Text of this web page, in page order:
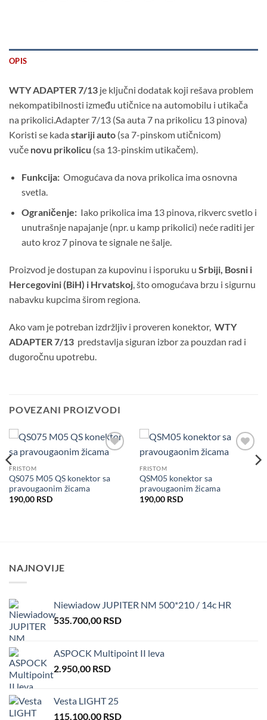
OPIS
WTY ADAPTER 7/13 je ključni dodatak koji rešava problem
nekompatibilnosti između utičnice na automobilu i utikača
na prikolici.Adapter 7/13 (Sa auta 7 na prikolicu 13 pinova)
Koristi se kada stariji auto (sa 7-pinskom utičnicom)
vuče novu prikolicu (sa 13-pinskim utikačem).
Funkcija: Omogućava da nova prikolica ima osnovna
svetla.
Ograničenje: Iako prikolica ima 13 pinova, rikverc svetlo i
unutrašnje napajanje (npr. u kamp prikolici) neće raditi jer
auto kroz 7 pinova te signale ne šalje.
Proizvod je dostupan za kupovinu i isporuku u Srbiji, Bosni i
Hercegovini (BiH) i Hrvatskoj, što omogućava brzu i sigurnu
nabavku kupcima širom regiona.
Ako vam je potreban izdržljiv i proveren konektor, WTY
ADAPTER 7/13 predstavlja siguran izbor za pouzdan rad i
dugoročnu upotrebu.
POVEZANI PROIZVODI
FRISTOM
QS075 M05 QS konektor sa
pravougaonim žicama
190,00 RSD
FRISTOM
QSM05 konektor sa
pravougaonim žicama
190,00 RSD
NAJNOVIJE
Niewiadow JUPITER NM 500*210 / 14c HR
535.700,00 RSD
ASPOCK Multipoint II leva
2.950,00 RSD
Vesta LIGHT 25
115.100,00 RSD